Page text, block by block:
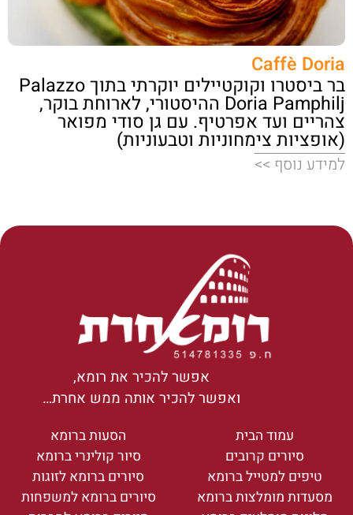
Caffè Doria
בר ביסטרו וקוקטיילים יוקרתי בתוך Palazzo
Doria Pamphilj ההיסטורי, לארוחת בוקר,
צהריים ועד אפרטיף. עם גן סודי מפואר
(אופציות צימחוניות וטבעוניות)
למידע נוסף >>
אפשר להכיר את רומא,
ואפשר להכיר אותה ממש אחרת…
עמוד הבית
סיורים קרובים
טיפים למטייל ברומא
מסעדות מומלצות ברומא
הסעות ברומא
סיור קולינרי ברומא
סיורים ברומא לזוגות
סיורים ברומא למשפחות